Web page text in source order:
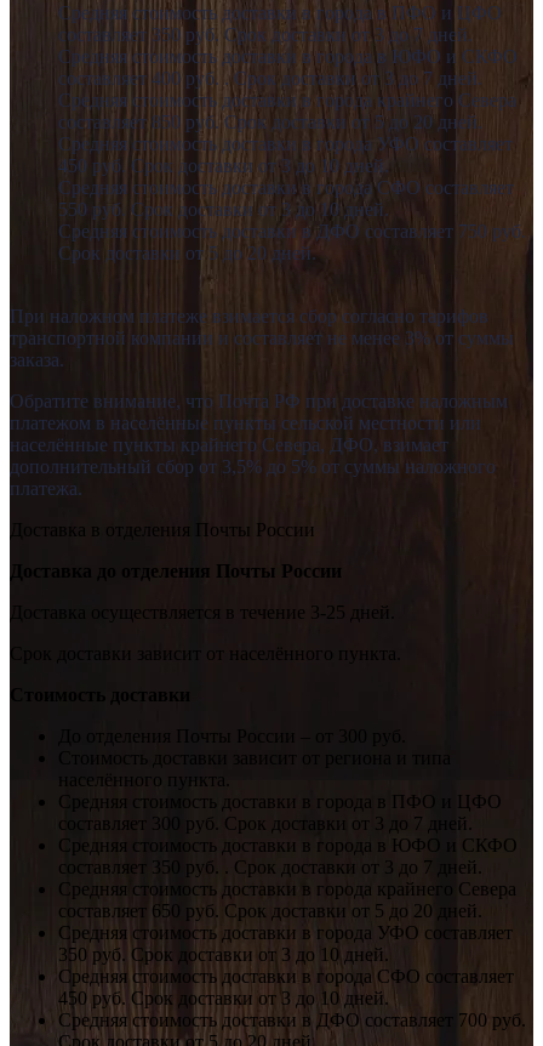
Средняя стоимость доставки в города в ПФО и ЦФО
составляет 350 руб. Срок доставки от 3 до 7 дней.
Средняя стоимость доставки в города в ЮФО и СКФО
составляет 400 руб. . Срок доставки от 3 до 7 дней.
Средняя стоимость доставки в города крайнего Севера
составляет 850 руб. Срок доставки от 5 до 20 дней.
Средняя стоимость доставки в города УФО составляет
450 руб. Срок доставки от 3 до 10 дней.
Средняя стоимость доставки в города СФО составляет
550 руб. Срок доставки от 3 до 10 дней.
Средняя стоимость доставки в ДФО составляет 750 руб.
Срок доставки от 5 до 20 дней.
При наложном платеже взимается сбор согласно тарифов
транспортной компании и составляет не менее 3% от суммы
заказа.
Обратите внимание, что Почта РФ при доставке наложным
платежом в населённые пункты сельской местности или
населённые пункты крайнего Севера, ДФО, взимает
дополнительный сбор от 3,5% до 5% от суммы наложного
платежа.
Доставка в отделения Почты России
Доставка до отделения Почты России
Доставка осуществляется в течение 3-25 дней.
Срок доставки зависит от населённого пункта.
Стоимость доставки
До отделения Почты России – от 300 руб.
Стоимость доставки зависит от региона и типа
населённого пункта.
Средняя стоимость доставки в города в ПФО и ЦФО
составляет 300 руб. Срок доставки от 3 до 7 дней.
Средняя стоимость доставки в города в ЮФО и СКФО
составляет 350 руб. . Срок доставки от 3 до 7 дней.
Средняя стоимость доставки в города крайнего Севера
составляет 650 руб. Срок доставки от 5 до 20 дней.
Средняя стоимость доставки в города УФО составляет
350 руб. Срок доставки от 3 до 10 дней.
Средняя стоимость доставки в города СФО составляет
450 руб. Срок доставки от 3 до 10 дней.
Средняя стоимость доставки в ДФО составляет 700 руб.
Срок доставки от 5 до 20 дней.